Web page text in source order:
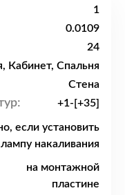
1
0.0109
24
Кабинет, Спальня
Стена
+1-[+35]
если установить
лампу накаливания
на монтажной
пластине